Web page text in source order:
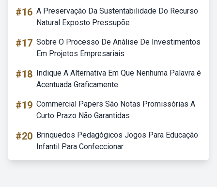
#16 A Preservação Da Sustentabilidade Do Recurso
Natural Exposto Pressupõe
#17 Sobre O Processo De Análise De Investimentos
Em Projetos Empresariais
#18 Indique A Alternativa Em Que Nenhuma Palavra é
Acentuada Graficamente
#19 Commercial Papers São Notas Promissórias A
Curto Prazo Não Garantidas
#20 Brinquedos Pedagógicos Jogos Para Educação
Infantil Para Confeccionar